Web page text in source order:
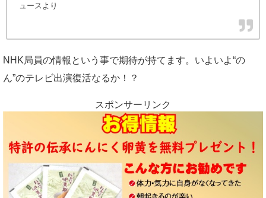
ュースより
NHK局員の情報という事で期待が持てます。いよいよ“の
ん”のテレビ出演復活なるか！？
スポンサーリンク